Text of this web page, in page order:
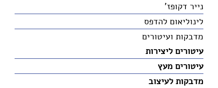
נייר דקופז'
לינוליאום להדפס
מדבקות ועיטורים
עיטורים ליצירות
עיטורים מעץ
מדבקות לעיצוב